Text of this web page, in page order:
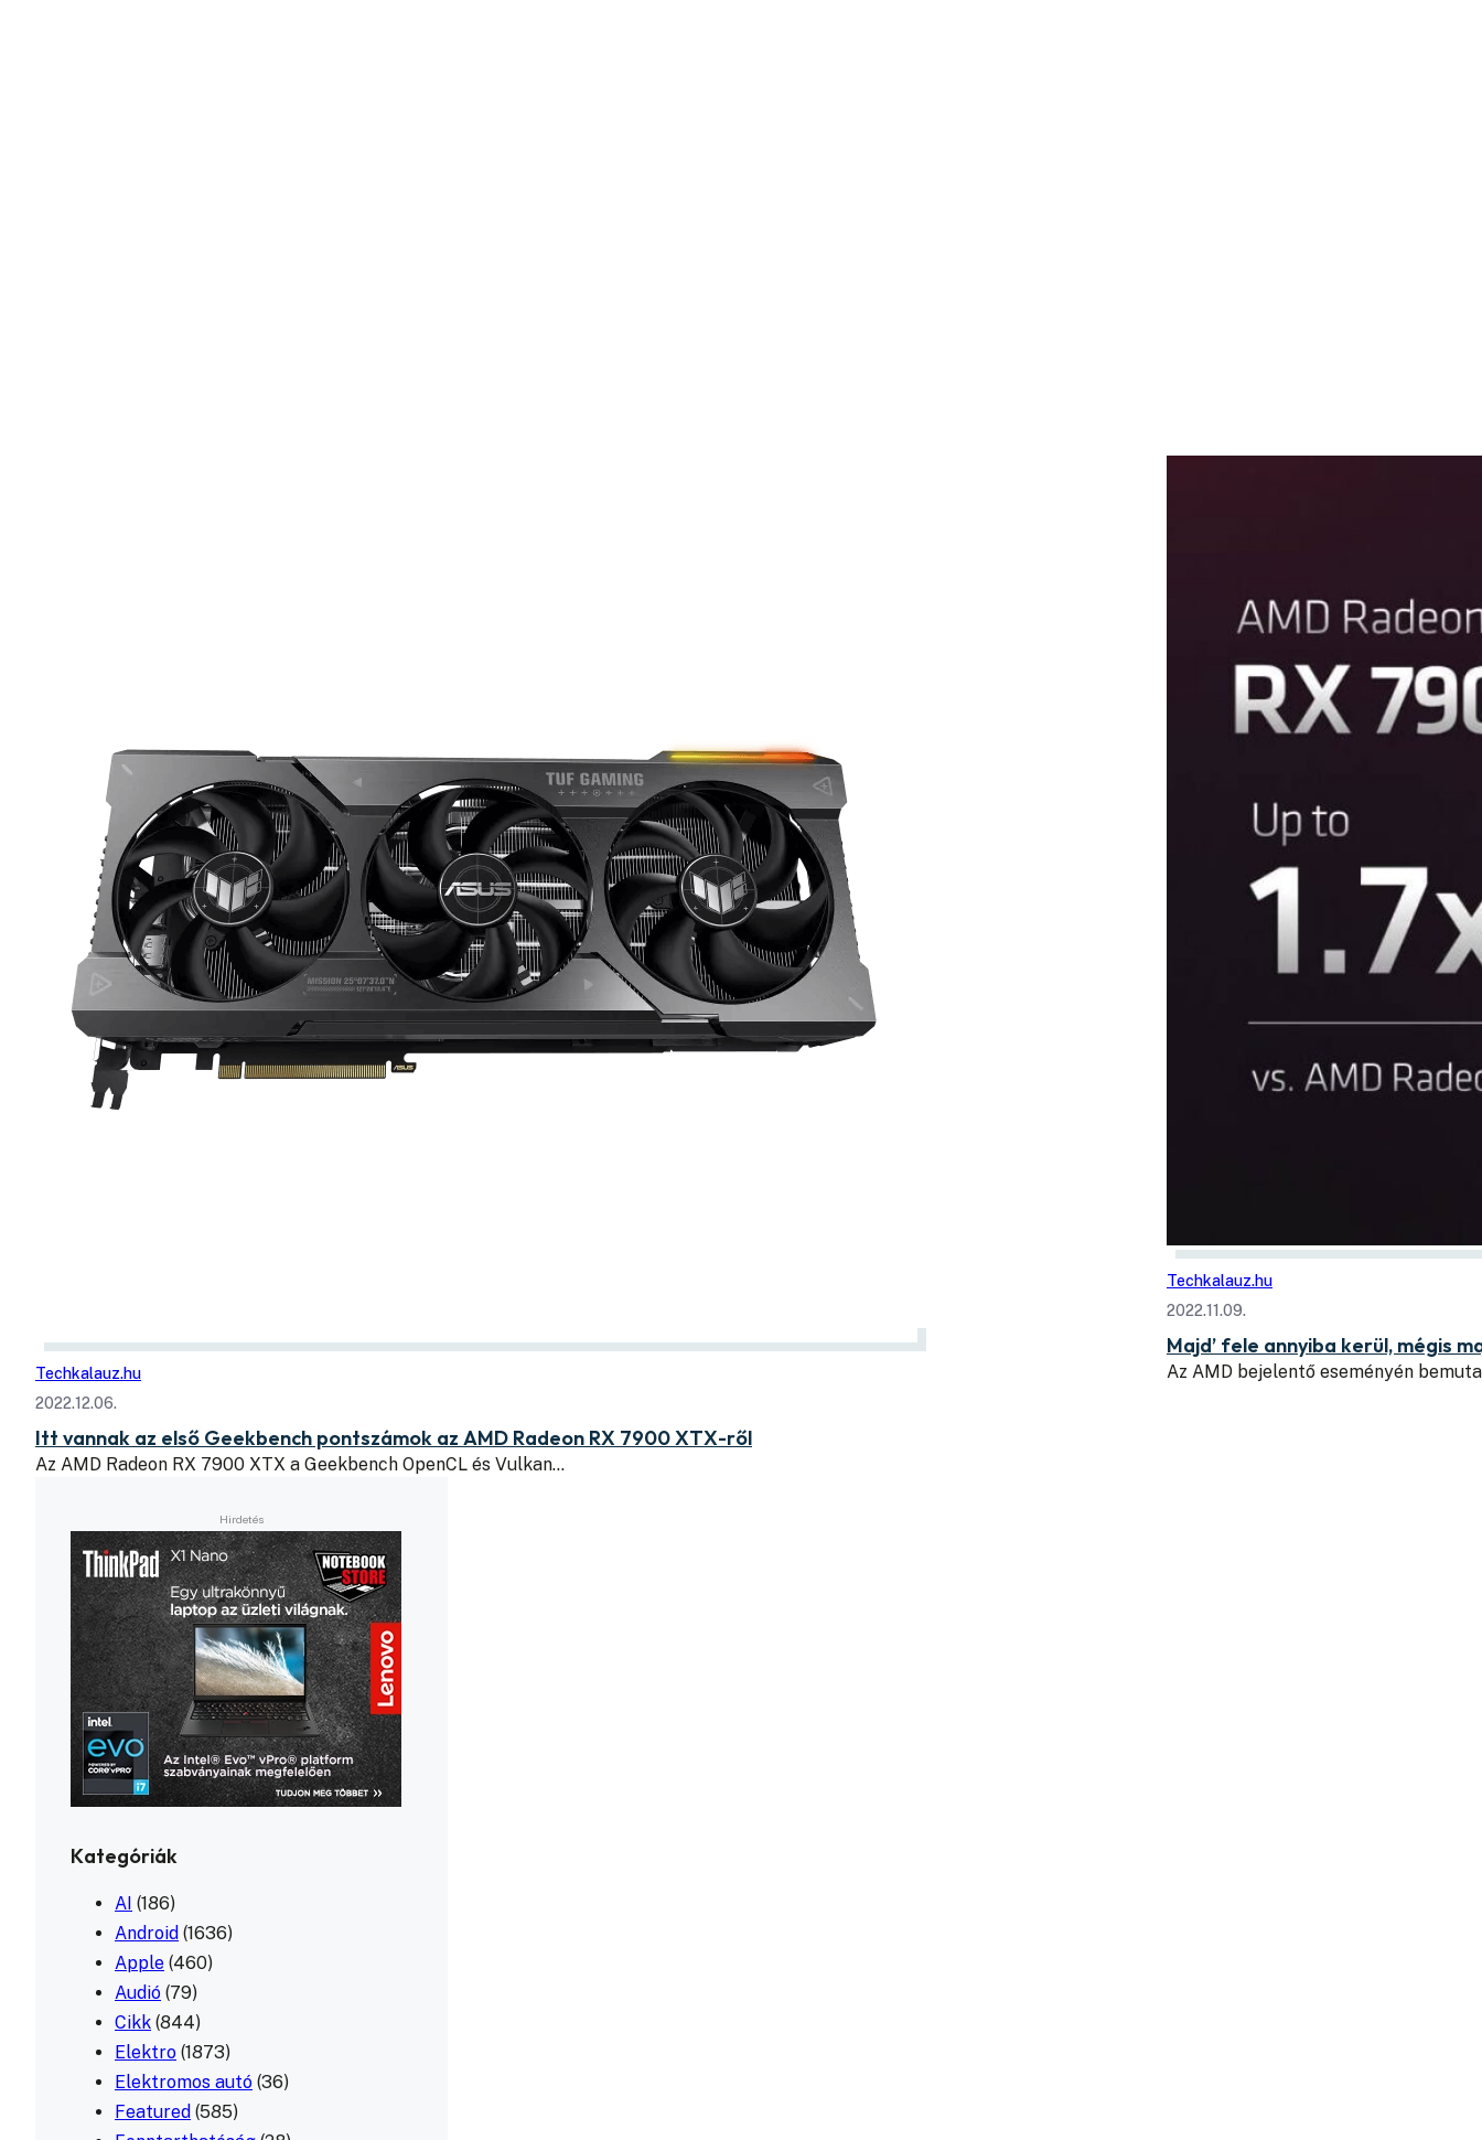
Techkalauz.hu
2022.12.06.
Itt vannak az első Geekbench pontszámok az AMD Radeon RX 7900 XTX-ről
Az AMD Radeon RX 7900 XTX a Geekbench OpenCL és Vulkan…
Techkalauz.hu
2022.11.09.
Majd’ fele annyiba kerül, mégis
Az AMD bejelentő eseményén
Kategóriák
AI (186)
Android (1636)
Apple (460)
Audió (79)
Cikk (844)
Elektro (1873)
Elektromos autó (36)
Featured (585)